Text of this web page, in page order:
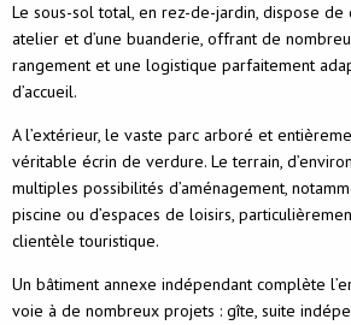
Le sous-sol total, en rez-de-jardin, dispose de
atelier et d’une buanderie, offrant de
rangement et une logistique parfaitement
d’accueil.
A l’extérieur, le vaste parc arboré et
véritable écrin de verdure. Le terrain,
multiples possibilités d’aménagement,
piscine ou d’espaces de loisirs,
clientèle touristique.
Un bâtiment annexe indépendant complète
voie à de nombreux projets : gîte, suite